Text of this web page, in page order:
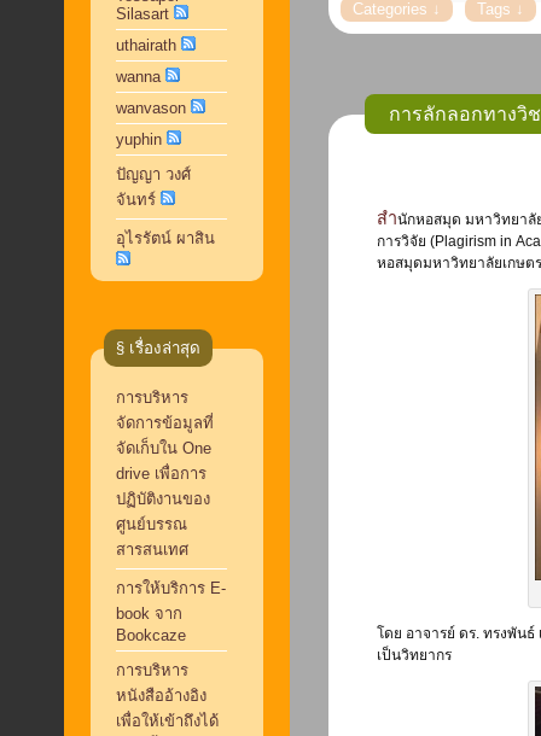
Silasart
uthairath
wanna
wanvason
yuphin
ปัญญา วงศ์
จันทร์
อุไรรัตน์ ผาสิน
§ เรื่องล่าสุด
การบริหาร
จัดการข้อมูลที่
จัดเก็บใน One
drive เพื่อการ
ปฏิบัติงานของ
ศูนย์บรรณ
สารสนเทศ
การให้บริการ E-
book จาก
Bookcaze
การบริหาร
หนังสืออ้างอิง
เพื่อให้เข้าถึงได้
การลักลอกทางวิ
สำนักหอสมุด มหาวิทยาลัยเกษตรศาสตร์ จัดการอบรมเชิงปฏิบัติการ เรื่อง การลักลอกทางวิชาการในบริบทของ
การวิจัย (Plagirism in
หอสมุดมหาวิทยาลัยเกษต
โดย อาจารย์ ดร. ทรงพัน
เป็นวิทยากร